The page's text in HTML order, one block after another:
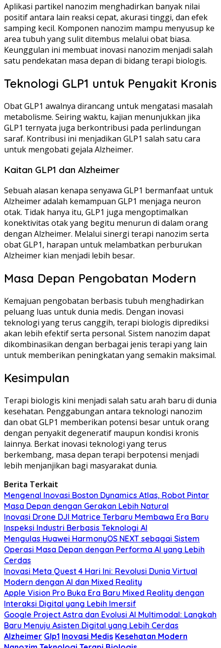
Aplikasi partikel nanozim menghadirkan banyak nilai
positif antara lain reaksi cepat, akurasi tinggi, dan efek
samping kecil. Komponen nanozim mampu menyusup ke
area tubuh yang sulit ditembus melalui obat biasa.
Keunggulan ini membuat inovasi nanozim menjadi salah
satu pendekatan masa depan di bidang terapi biologis.
Teknologi GLP1 untuk Penyakit Kronis
Obat GLP1 awalnya dirancang untuk mengatasi masalah
metabolisme. Seiring waktu, kajian menunjukkan jika
GLP1 ternyata juga berkontribusi pada perlindungan
saraf. Kontribusi ini menjadikan GLP1 salah satu cara
untuk mengobati gejala Alzheimer.
Kaitan GLP1 dan Alzheimer
Sebuah alasan kenapa senyawa GLP1 bermanfaat untuk
Alzheimer adalah kemampuan GLP1 menjaga neuron
otak. Tidak hanya itu, GLP1 juga mengoptimalkan
konektivitas otak yang begitu menurun di dalam orang
dengan Alzheimer. Melalui sinergi terapi nanozim serta
obat GLP1, harapan untuk melambatkan perburukan
Alzheimer kian menjadi lebih besar.
Masa Depan Pengobatan Modern
Kemajuan pengobatan berbasis tubuh menghadirkan
peluang luas untuk dunia medis. Dengan inovasi
teknologi yang terus canggih, terapi biologis diprediksi
akan lebih efektif serta personal. Sistem nanozim dapat
dikombinasikan dengan berbagai jenis terapi yang lain
untuk memberikan peningkatan yang semakin maksimal.
Kesimpulan
Terapi biologis kini menjadi salah satu arah baru di dunia
kesehatan. Penggabungan antara teknologi nanozim
dan obat GLP1 memberikan potensi besar untuk orang
dengan penyakit degeneratif maupun kondisi kronis
lainnya. Berkat inovasi teknologi yang terus
berkembang, masa depan terapi berpotensi menjadi
lebih menjanjikan bagi masyarakat dunia.
Berita Terkait
Mengenal Inovasi Boston Dynamics Atlas, Robot Pintar
Masa Depan dengan Gerakan Lebih Natural
Inovasi Drone DJI Matrice Terbaru Membawa Era Baru
Inspeksi Industri Berbasis Teknologi AI
Mengulas Huawei HarmonyOS NEXT sebagai Sistem
Operasi Masa Depan dengan Performa AI yang Lebih
Cerdas
Inovasi Meta Quest 4 Hari Ini: Revolusi Dunia Virtual
Modern dengan AI dan Mixed Reality
Apple Vision Pro Buka Era Baru Mixed Reality dengan
Interaksi Digital yang Lebih Imersif
Google Project Astra dan Evolusi AI Multimodal: Langkah
Baru Menuju Asisten Digital yang Lebih Cerdas
Alzheimer Glp1 Inovasi Medis Kesehatan Modern